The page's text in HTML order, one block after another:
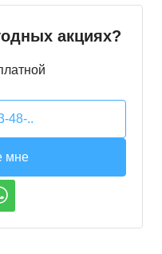
акциях?
48-..
мне